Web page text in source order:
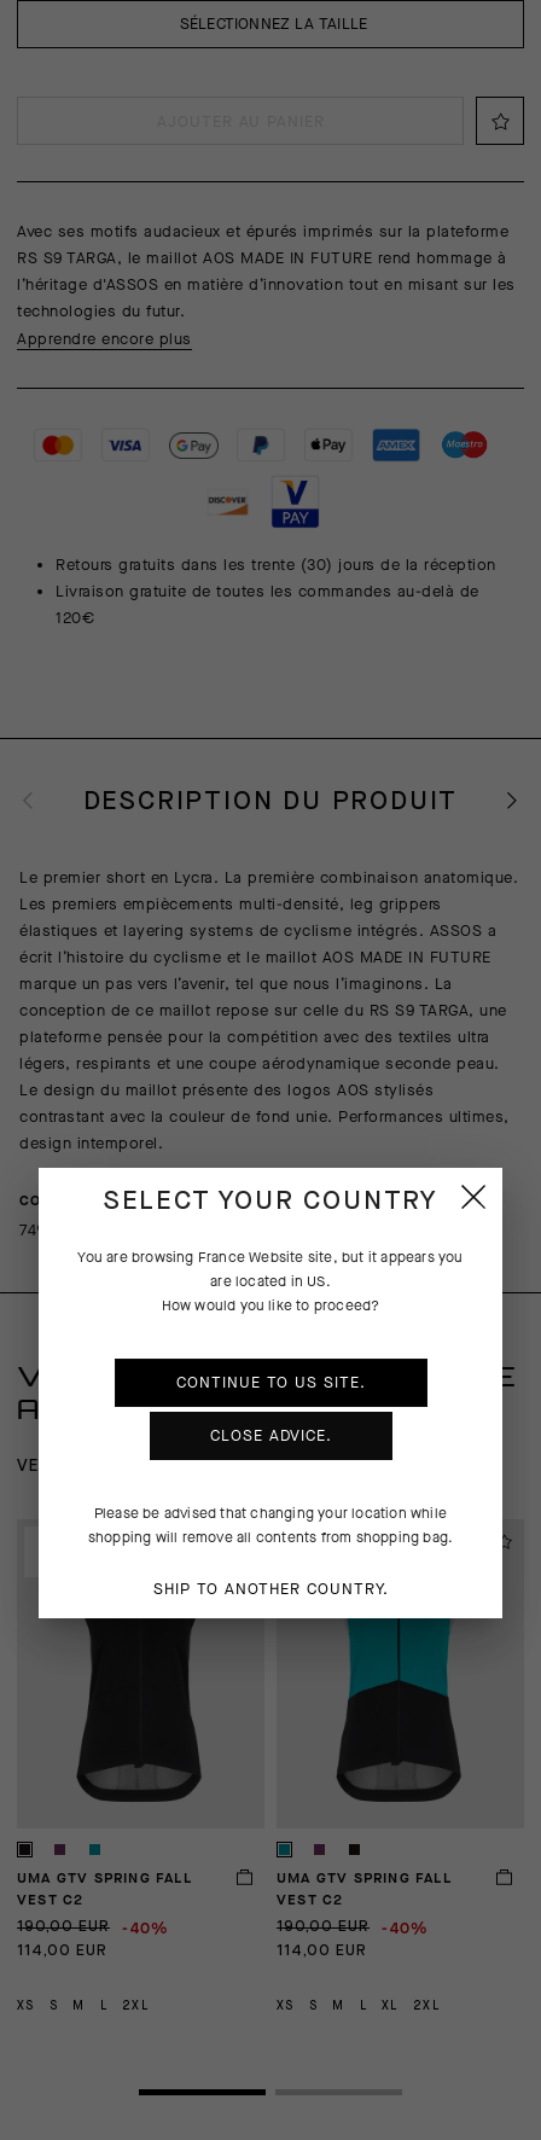
SÉLECTIONNEZ LA TAILLE
Avec ses motifs audacieux et épurés imprimés sur la plateforme
RS S9 TARGA, le maillot AOS MADE IN FUTURE rend hommage à
l’héritage d'ASSOS en matière d’innovation tout en misant sur les
technologies du futur.
Apprendre encore plus
Retours gratuits dans les trente (30) jours de la réception
Livraison gratuite de toutes les commandes au-delà de
120€
DESCRIPTION DU PRODUIT
Le premier short en Lycra. La première combinaison anatomique.
Les premiers empiècements multi-densité, leg grippers
élastiques et layering systems de cyclisme intégrés. ASSOS a
écrit l’histoire du cyclisme et le maillot AOS MADE IN FUTURE
marque un pas vers l’avenir, tel que nous l’imaginons. La
conception de ce maillot repose sur celle du RS S9 TARGA, une
plateforme pensée pour la compétition avec des textiles ultra
légers, respirants et une coupe aérodynamique seconde peau.
Le design du maillot présente des logos AOS stylisés
contrastant avec la couleur de fond unie. Performances ultimes,
design intemporel.
COMPOSITION
74%Polyester 15%Polyamide 11%Elastane
VOUS AIMEREZ PEUT-ÊTRE
AUSSI
VESTES IMPERMÉABLES SOUS-VÊTEMENTS
EXTRA 15% OFF AT
UMA GTV SPRING FALL
VEST C2
190,00 EUR -40%
114,00 EUR
XS S M L 2XL
EXTRA 15% OFF AT
UMA GTV SPRING FALL
VEST C2
190,00 EUR -40%
114,00 EUR
XS S M L XL 2XL
SELECT YOUR COUNTRY
You are browsing France Website site, but it appears you
are located in US.
How would you like to proceed?
CONTINUE TO US SITE.
CLOSE ADVICE.
Please be advised that changing your location while
shopping will remove all contents from shopping bag.
SHIP TO ANOTHER COUNTRY.